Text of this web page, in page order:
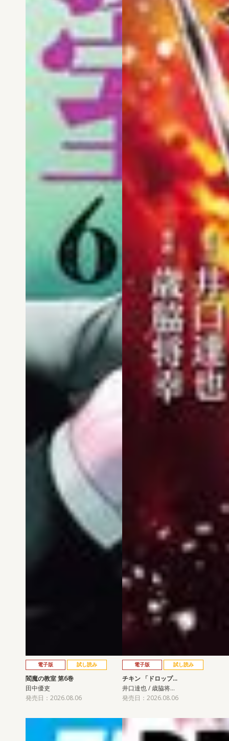
電子版 試し読み
閻魔の教室 第6巻
田中優吏
発売日：2026.08.06
電子版 試し読み
チキン 「ドロップ…
井口達也 / 歳脇将…
発売日：2026.08.06